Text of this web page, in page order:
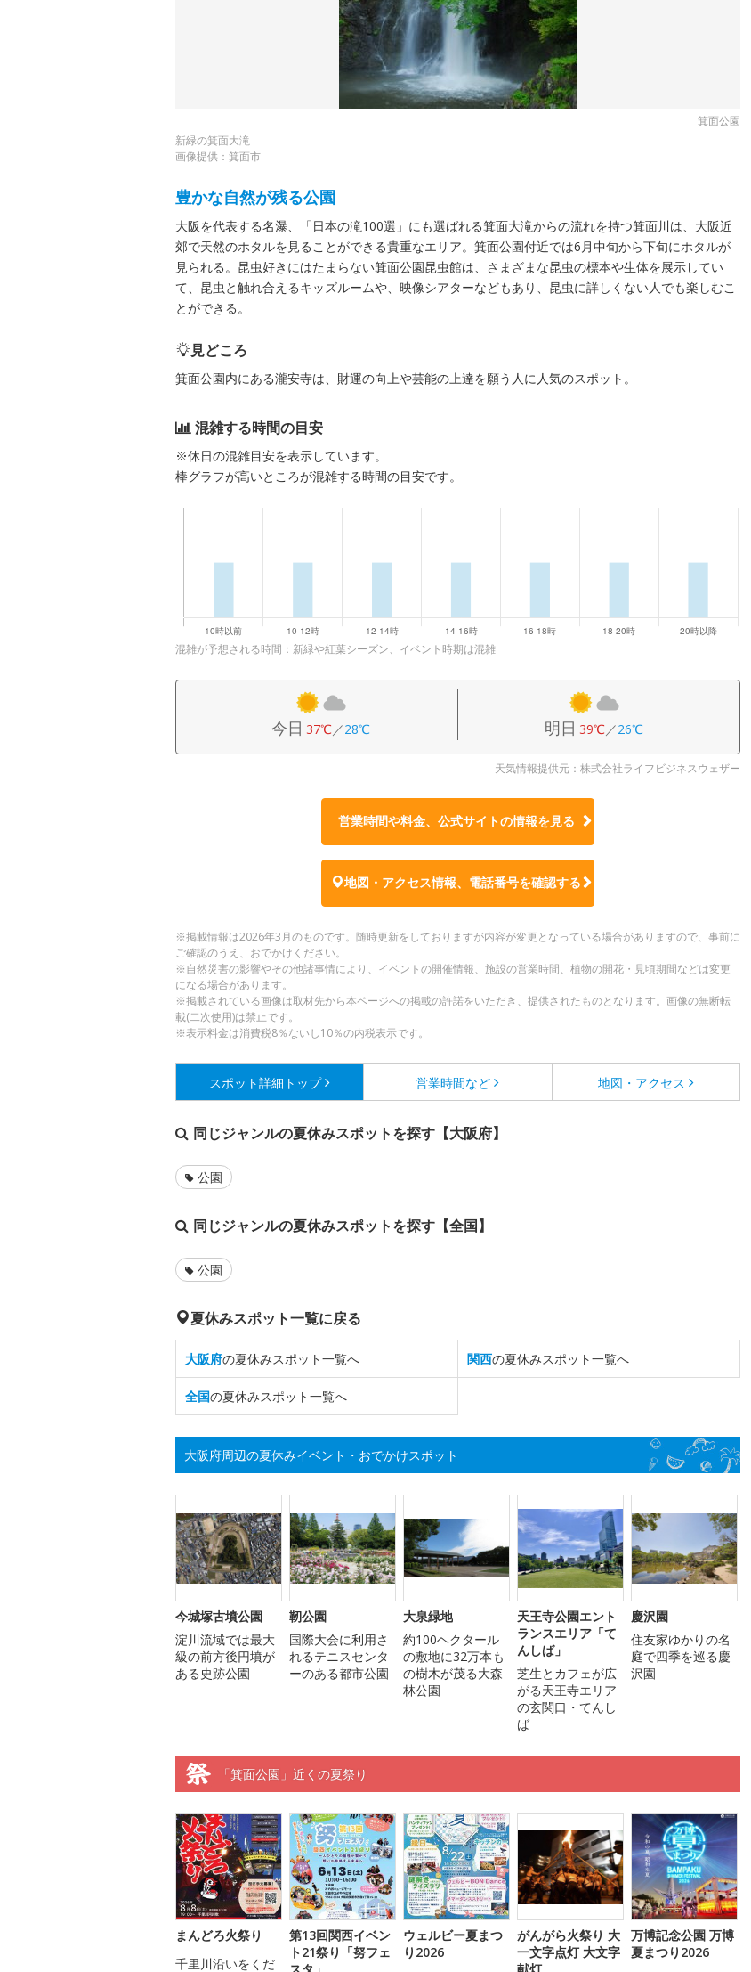
箕面公園
新緑の箕面大滝
画像提供：箕面市
豊かな自然が残る公園
大阪を代表する名瀑、「日本の滝100選」にも選ばれる箕面大滝からの流れを持つ箕面川は、大阪近
郊で天然のホタルを見ることができる貴重なエリア。箕面公園付近では6月中旬から下旬にホタルが
見られる。昆虫好きにはたまらない箕面公園昆虫館は、さまざまな昆虫の標本や生体を展示してい
て、昆虫と触れ合えるキッズルームや、映像シアターなどもあり、昆虫に詳しくない人でも楽しむこ
とができる。
見どころ
箕面公園内にある瀧安寺は、財運の向上や芸能の上達を願う人に人気のスポット。
混雑する時間の目安
※休日の混雑目安を表示しています。
棒グラフが高いところが混雑する時間の目安です。
混雑が予想される時間：新緑や紅葉シーズン、イベント時期は混雑
今日 37℃／28℃ 明日 39℃／26℃
天気情報提供元：株式会社ライフビジネスウェザー
営業時間や料金、公式サイトの情報を見る
地図・アクセス情報、電話番号を確認する
※掲載情報は2026年3月のものです。随時更新をしておりますが内容が変更となっている場合がありますので、事前に
ご確認のうえ、おでかけください。
※自然災害の影響やその他諸事情により、イベントの開催情報、施設の営業時間、植物の開花・見頃期間などは変更
になる場合があります。
※掲載されている画像は取材先から本ページへの掲載の許諾をいただき、提供されたものとなります。画像の無断転
載(二次使用)は禁止です。
※表示料金は消費税8％ないし10％の内税表示です。
スポット詳細 トップ 営業時間など 地図・アクセス
同じジャンルの夏休みスポットを探す【大阪府】
公園
同じジャンルの夏休みスポットを探す【全国】
公園
夏休みスポット一覧に戻る
大阪府の夏休みスポット一覧へ 関西の夏休みスポット一覧へ
全国の夏休みスポット一覧へ
大阪府周辺の夏休みイベント・おでかけスポット
今城塚古墳公園
淀川流域では最大
級の前方後円墳が
ある史跡公園
靭公園
国際大会に利用さ
れるテニスセンタ
ーのある都市公園
大泉緑地
約100ヘクタール
の敷地に32万本も
の樹木が茂る大森
林公園
天王寺公園エント
ランスエリア「て
んしば」
芝生とカフェが広
がる天王寺エリア
の玄関口・てんし
ば
慶沢園
住友家ゆかりの名
庭で四季を巡る慶
沢園
「箕面公園」近くの夏祭り
まんどろ火祭り
千里川沿いをくだ
第13回関西イベン
ト21祭り「努フェ
ウェルビー夏まつ
り2026
がんがら火祭り 大
一文字点灯 大文字
万博記念公園 万博
夏まつり2026